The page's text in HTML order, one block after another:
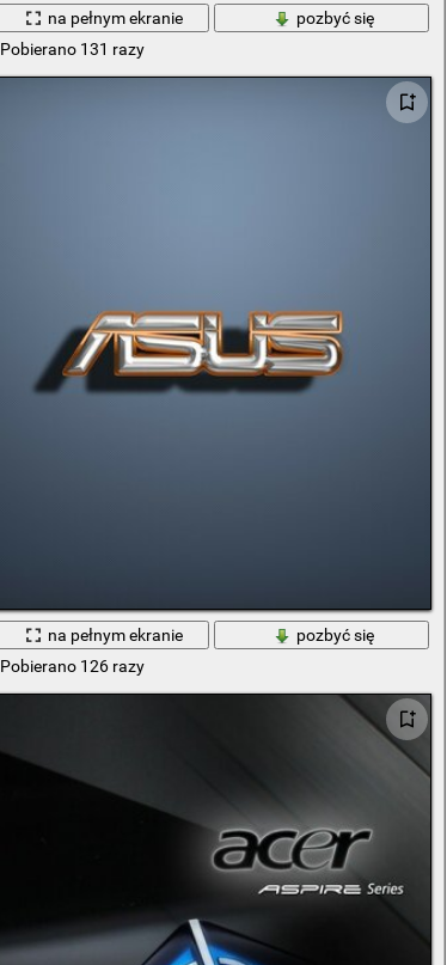
na pełnym ekranie
pozbyć się
Pobierano 131 razy
na pełnym ekranie
pozbyć się
Pobierano 126 razy